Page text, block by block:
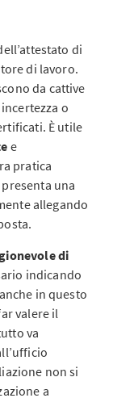
di
di lavoro.
da cattive
o
È utile
e
pratica
una
allegando
di
indicando
in questo
valere il
va
non si
a